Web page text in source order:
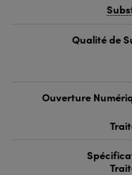
Qualité de
Ouverture